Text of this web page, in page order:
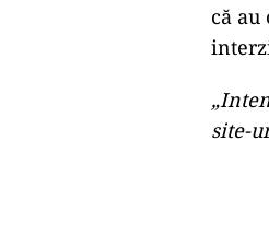
că
site-